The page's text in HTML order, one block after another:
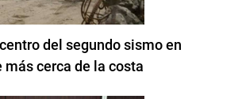
del segundo sismo en
cerca de la costa